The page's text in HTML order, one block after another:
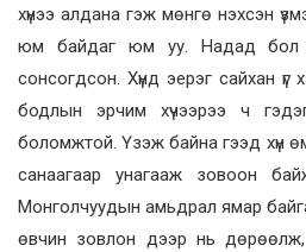
хүнээ алдана гэж мөнгө нэхсэн
юм байдаг юм уу. Надад бол
сонсогдсон. Хүнд эерэг сайхан үг
бодлын эрчим хүчээрээ ч
боломжтой. Үзэж байна гээд хүн
санаагаар унагааж зовоон
Монголчуудын амьдрал ямар
өвчин зовлон дээр нь дөрөөлж,